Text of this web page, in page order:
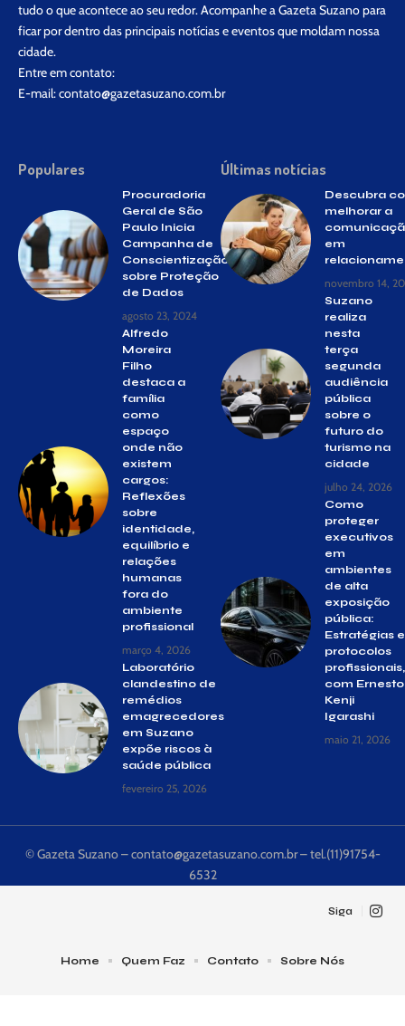
tudo o que acontece ao seu redor. Acompanhe a Gazeta Suzano para
ficar por dentro das principais notícias e eventos que moldam nossa
cidade.
Entre em contato:
E-mail:contato@gazetasuzano.com.br
Populares
Procuradoria
Geral de São
Paulo Inicia
Campanha de
Conscientização
sobre Proteção
de Dados
agosto 23, 2024
Alfredo
Moreira
Filho
destaca a
família
como
espaço
onde não
existem
cargos:
Reflexões
sobre
identidade,
equilíbrio e
relações
humanas
fora do
ambiente
profissional
março 4, 2026
Laboratório
clandestino de
remédios
emagrecedores
em Suzano
expõe riscos à
saúde pública
fevereiro 25, 2026
Últimas notícias
Descubra
melhorar a
em
novembro 14,
Suzano
realiza
nesta
terça
segunda
audiência
pública
sobre o
futuro do
turismo na
cidade
julho 24, 2026
Como
proteger
executivos
em
ambientes
de alta
exposição
pública:
Estratégias e
protocolos
profissionais,
com Ernesto
Kenji
Igarashi
maio 21, 2026
© Gazeta Suzano –contato@gazetasuzano.com.br– tel.(11)91754-
6532
Siga
Home Quem Faz Contato Sobre Nós